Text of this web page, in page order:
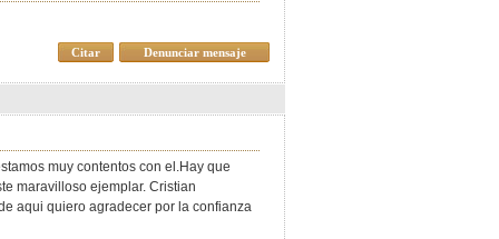
Denunciar mensaje
Citar
muy contentos con el.Hay que
maravilloso ejemplar. Cristian
aqui quiero agradecer por la confianza